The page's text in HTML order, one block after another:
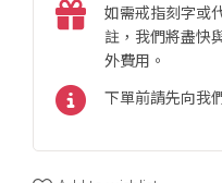
如需戒指刻字或
註，我們將盡快
外費用。
下單前請先向我